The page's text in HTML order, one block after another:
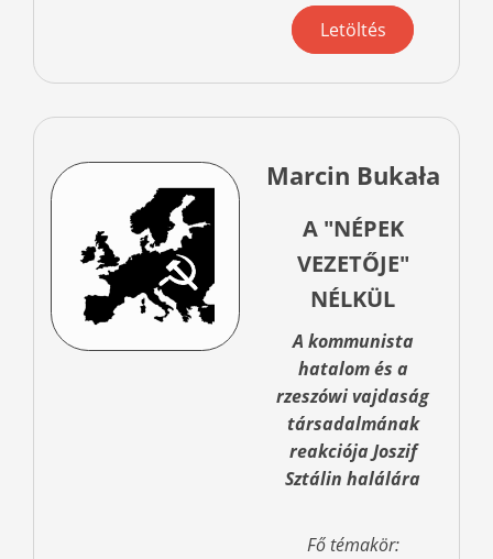
Letöltés
Marcin Bukała
A "NÉPEK
VEZETŐJE"
NÉLKÜL
A kommunista
hatalom és a
rzeszówi vajdaság
társadalmának
reakciója Joszif
Sztálin halálára
Fő témakör: